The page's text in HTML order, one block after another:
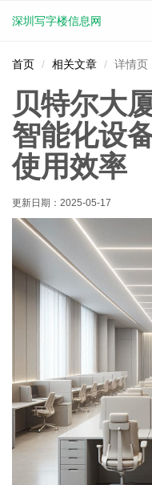
深圳写字楼信息网
首页 相关文章 详情页
贝特尔大
智能化设
使用效率
更新日期： 2025-05-17